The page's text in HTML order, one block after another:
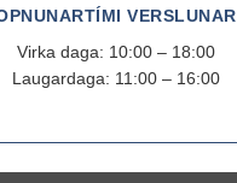
VERSLUNAR
Virka daga: 10:00 – 18:00
Laugardaga: 11:00 – 16:00